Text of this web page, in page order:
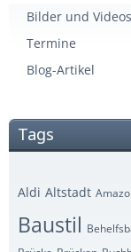
Bilder und Videos
Termine
Blog-Artikel
Tags
Aldi Altstadt
Baustil